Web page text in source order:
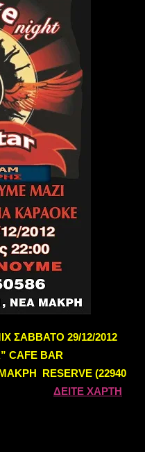
ΣΑΒΒΑΤΟ 29/12/2012
CAFE BAR
RESERVE (22940
ΔΕΙΤΕ ΧΑΡΤΗ